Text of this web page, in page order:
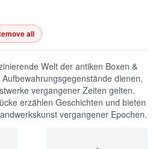
all
Welt der antiken Boxen &
dienen,
vergangener Zeiten gelten.
erzählen Geschichten und bieten
vergangener Epochen.